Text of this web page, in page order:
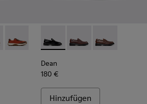
060 - Graue Textil- und Nubuk-
055
- K100864-054
Drift Trail - K100864-053
Drift Trail - K100864-051
Drift Trail - K100864-
Drift Trail -Drift Trail
Dean - K101045-001 -
Dean - K101045-008
Dean -
Dean
180 €
Hinzufügen